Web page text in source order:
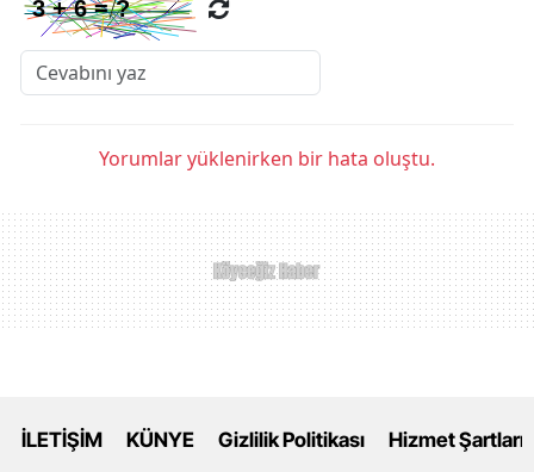
Yorumlar yüklenirken bir hata oluştu.
İLETİŞİM KÜNYE Gizlilik Politikası Hizmet Şartları